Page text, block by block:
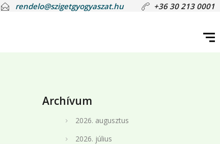
rendelo@szigetgyogyaszat.hu +36 30 213 0001
Archívum
2026. augusztus
2026. július